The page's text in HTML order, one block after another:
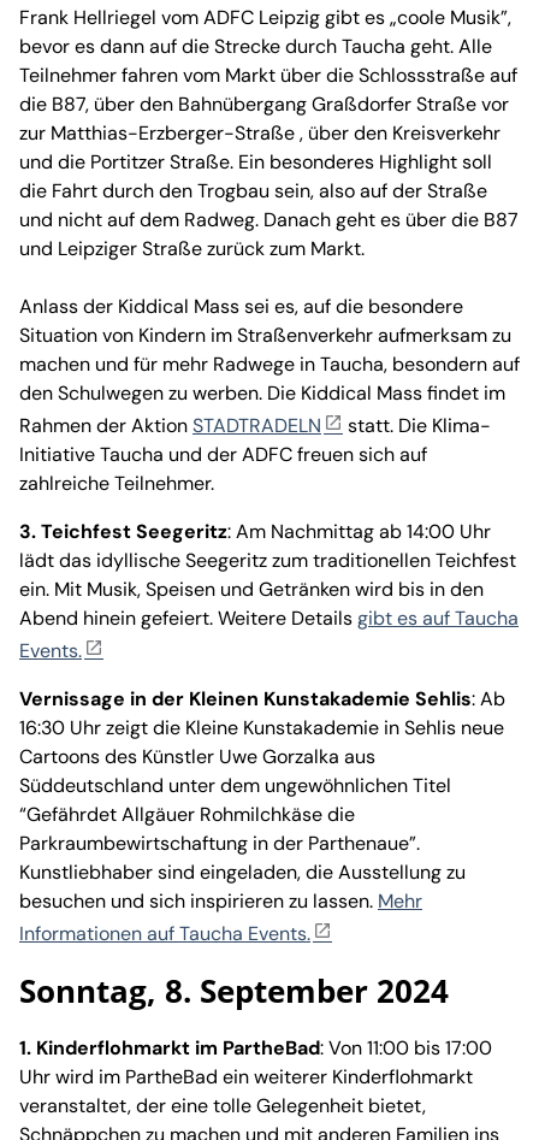
Frank Hellriegel vom ADFC Leipzig gibt es „coole Musik”,
bevor es dann auf die Strecke durch Taucha geht. Alle
Teilnehmer fahren vom Markt über die Schlossstraße auf
die B87, über den Bahnübergang Graßdorfer Straße vor
zur Matthias-Erzberger-Straße , über den Kreisverkehr
und die Portitzer Straße. Ein besonderes Highlight soll
die Fahrt durch den Trogbau sein, also auf der Straße
und nicht auf dem Radweg. Danach geht es über die B87
und Leipziger Straße zurück zum Markt.
Anlass der Kiddical Mass sei es, auf die besondere
Situation von Kindern im Straßenverkehr aufmerksam zu
machen und für mehr Radwege in Taucha, besondern auf
den Schulwegen zu werben. Die Kiddical Mass findet im
Rahmen der AktionSTADTRADELN
statt. Die Klima-
Initiative Taucha und der ADFC freuen sich auf
zahlreiche Teilnehmer.
3. Teichfest Seegeritz: Am Nachmittag ab 14:00 Uhr
lädt das idyllische Seegeritz zum traditionellen Teichfest
ein. Mit Musik, Speisen und Getränken wird bis in den
Abend hinein gefeiert. Weitere Detailsgibt es auf Taucha
Events.
Vernissage in der Kleinen Kunstakademie Sehlis: Ab
16:30 Uhr zeigt die Kleine Kunstakademie in Sehlis neue
Cartoons des Künstler Uwe Gorzalka aus
Süddeutschland unter dem ungewöhnlichen Titel
“Gefährdet Allgäuer Rohmilchkäse die
Parkraumbewirtschaftung in der Parthenaue”.
Kunstliebhaber sind eingeladen, die Ausstellung zu
besuchen und sich inspirieren zu lassen. Mehr
Informationen auf Taucha Events.
Sonntag, 8. September 2024
1. Kinderflohmarkt im PartheBad: Von 11:00 bis 17:00
Uhr wird im PartheBad ein weiterer Kinderflohmarkt
veranstaltet, der eine tolle Gelegenheit bietet,
Schnäppchen zu machen und mit anderen Familien ins